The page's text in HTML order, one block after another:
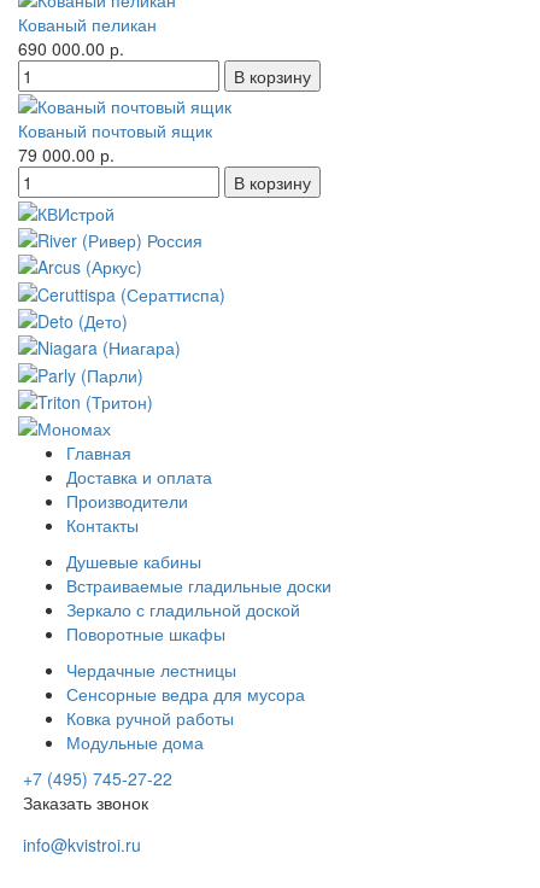
Кованый пеликан
690 000.00 р.
Кованый почтовый ящик
79 000.00 р.
Главная
Доставка и оплата
Производители
Контакты
Душевые кабины
Встраиваемые гладильные доски
Зеркало с гладильной доской
Поворотные шкафы
Чердачные лестницы
Сенсорные ведра для мусора
Ковка ручной работы
Модульные дома
+7 (495) 745-27-22
Заказать звонок
info@kvistroi.ru